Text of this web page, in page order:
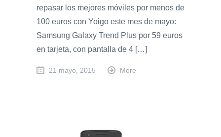
repasar los mejores móviles por menos de
100 euros con Yoigo este mes de mayo:
Samsung Galaxy Trend Plus por 59 euros
en tarjeta, con pantalla de 4 […]
21 mayo, 2015 More